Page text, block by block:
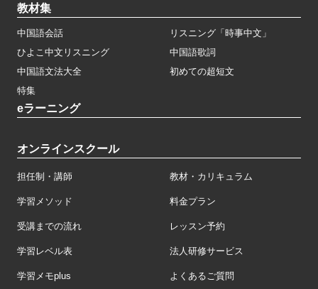
教材集
中国語会話
リスニング「時事中文」
ひよこ中文リスニング
中国語歌詞
中国語文法大全
初めての超短文
特集
eラーニング
オンラインスクール
担任制・講師 教材・カリキュラム
学習メソッド 料金プラン
受講までの流れ レッスン予約
学習レベル表 法人研修サービス
学習メモplus よくあるご質問